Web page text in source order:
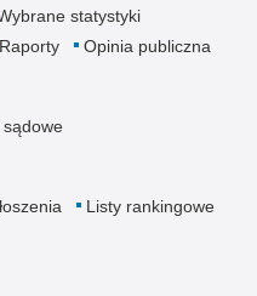
statystyki
Raporty Opinia publiczna
Listy rankingowe